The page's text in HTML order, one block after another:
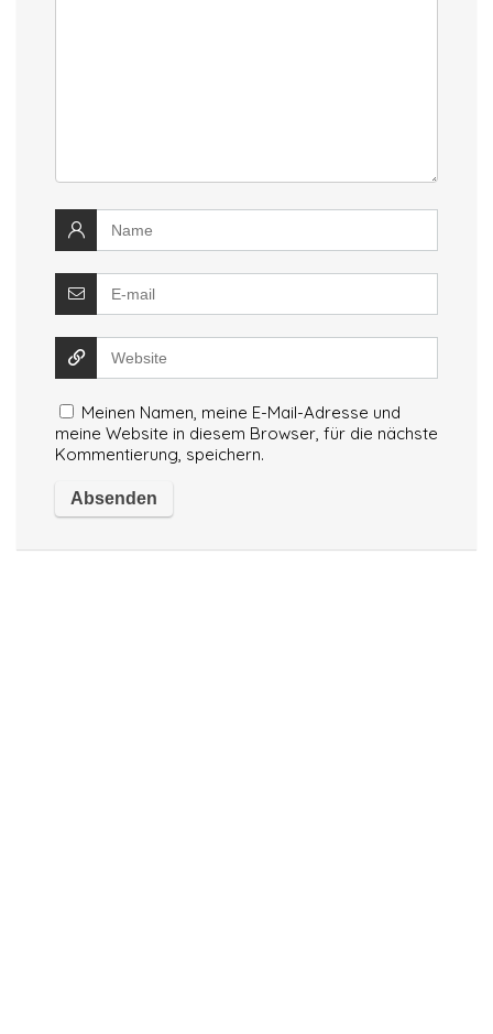
Meinen Namen, meine E-Mail-Adresse und
meine Website in diesem Browser, für die nächste
Kommentierung, speichern.